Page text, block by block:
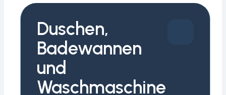
Duschen,
Badewannen
und
Waschmaschine